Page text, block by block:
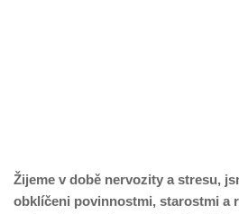
Žijeme v době nervozity a stresu,
obklíčeni povinnostmi, starostmi a